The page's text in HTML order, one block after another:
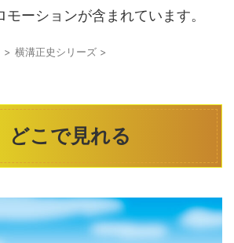
ーションが含まれています。
> 横溝正史シリーズ >
こで見れる